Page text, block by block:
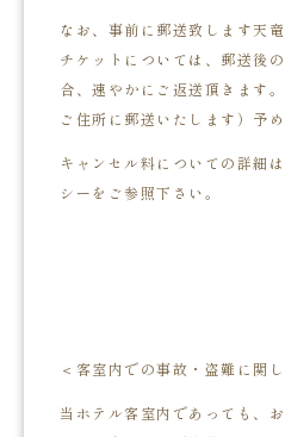
なお、事前に郵送致します天
チケットについては、郵送後
合、速やかにご返送頂きます
ご住所に郵送いたします）予め
キャンセル料についての詳細
シーをご参照下さい。
＜客室内での事故・盗難に関し
当ホテル客室内であっても、